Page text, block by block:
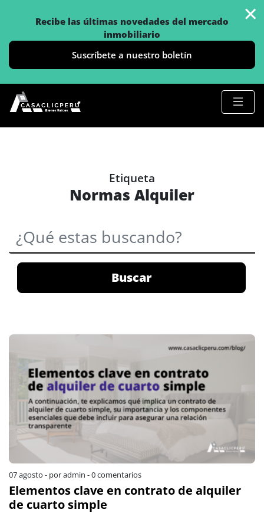
Recibe las últimas novedades del mercado
inmobiliario
Suscríbete a nuestro boletín
×
Etiqueta
Normas Alquiler
Buscar
07 agosto - por admin -0 comentarios
Elementos clave en contrato de alquiler
de cuarto simple